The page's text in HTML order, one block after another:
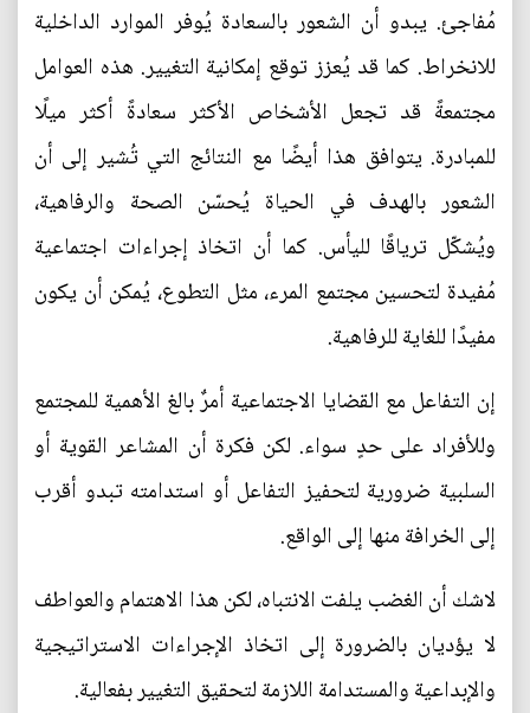
مُفاجئ. يبدو أن الشعور بالسعادة يُوفر الموارد الداخلية
للانخراط. كما قد يُعزز توقع إمكانية التغيير. هذه العوامل
مجتمعةً قد تجعل الأشخاص الأكثر سعادةً أكثر ميلًا
للمبادرة. يتوافق هذا أيضًا مع النتائج التي تُشير إلى أن
الشعور بالهدف في الحياة يُحسّن الصحة والرفاهية،
ويُشكّل ترياقًا لليأس. كما أن اتخاذ إجراءات اجتماعية
مُفيدة لتحسين مجتمع المرء، مثل التطوع، يُمكن أن يكون
مفيدًا للغاية للرفاهية.
إن التفاعل مع القضايا الاجتماعية أمرٌ بالغ الأهمية للمجتمع
وللأفراد على حدٍ سواء. لكن فكرة أن المشاعر القوية أو
السلبية ضرورية لتحفيز التفاعل أو استدامته تبدو أقرب
إلى الخرافة منها إلى الواقع.
لاشك أن الغضب يلفت الانتباه، لكن هذا الاهتمام والعواطف
لا يؤديان بالضرورة إلى اتخاذ الإجراءات الاستراتيجية
والإبداعية والمستدامة اللازمة لتحقيق التغيير بفعالية.